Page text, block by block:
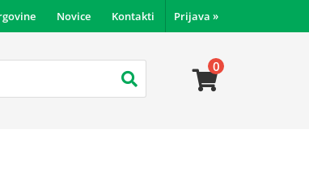
Prijava »
Novice Kontakti
0